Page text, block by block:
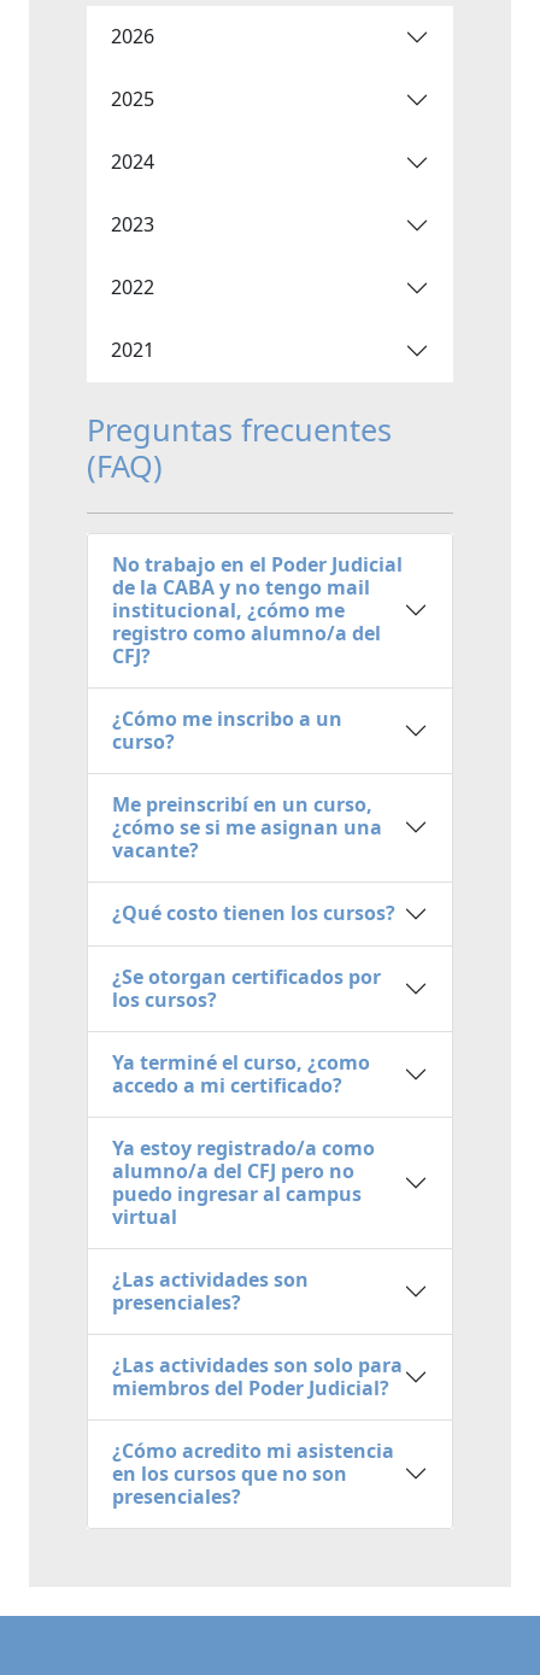
2026
2025
2024
2023
2022
2021
Preguntas frecuentes
(FAQ)
No trabajo en el Poder Judicial
de la CABA y no tengo mail
institucional, ¿cómo me
registro como alumno/a del
CFJ?
¿Cómo me inscribo a un
curso?
Me preinscribí en un curso,
¿cómo se si me asignan una
vacante?
¿Qué costo tienen los cursos?
¿Se otorgan certificados por
los cursos?
Ya terminé el curso, ¿como
accedo a mi certificado?
Ya estoy registrado/a como
alumno/a del CFJ pero no
puedo ingresar al campus
virtual
¿Las actividades son
presenciales?
¿Las actividades son solo para
miembros del Poder Judicial?
¿Cómo acredito mi asistencia
en los cursos que no son
presenciales?